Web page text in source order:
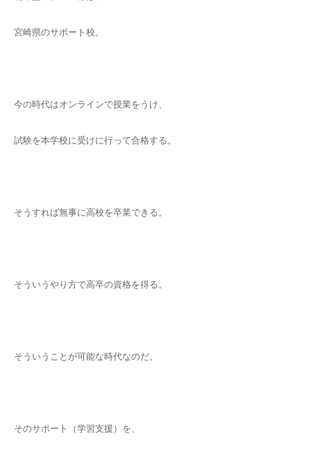
宮崎県のサポート校。
今の時代はオンラインで授業をうけ、
試験を本学校に受けに行って合格する。
そうすれば無事に高校を卒業できる。
そういうやり方で高卒の資格を得る。
そういうことが可能な時代なのだ。
そのサポート（学習支援）を、